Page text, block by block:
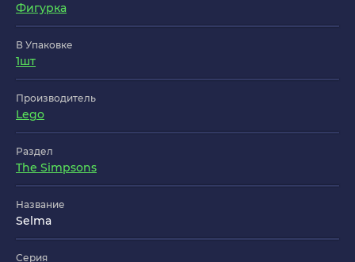
Фигурка
В Упаковке
1шт
Производитель
Lego
Раздел
The Simpsons
Название
Selma
Серия